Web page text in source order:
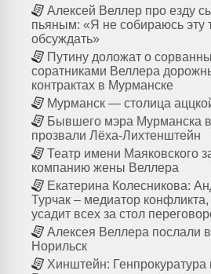
Алексей Веллер про езду
пьяным: «Я не собираюсь эту
обсуждать»
Путину доложат о
соратниками Веллера
контрактах в Мурманске
Мурманск — столица
Бывшего мэра Мурманска
прозвали Лёха-Лихтенштейн
Театр имени Маяковского
компанию жены Веллера
Екатерина Колесникова:
Турчак – медиатор
усадит всех за стол
Алексея Веллера послали в
Норильск
Хинштейн: Генпрокуратура